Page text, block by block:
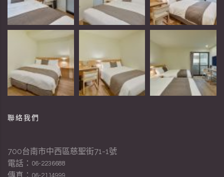
聯絡我們
700台南市中西區慈聖街71-1號
電話： 06-2236688
06-2114999